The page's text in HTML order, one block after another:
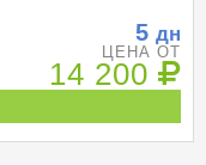
5 дн
ЦЕНА ОТ
14 200